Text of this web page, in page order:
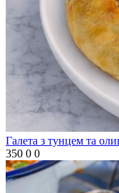
Галета з тунцем та
350 0 0